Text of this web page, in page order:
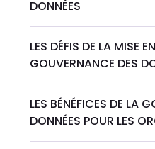
DONNÉES
LES DÉFIS DE LA MISE
GOUVERNANCE DES
LES BÉNÉFICES DE LA
DONNÉES POUR LES